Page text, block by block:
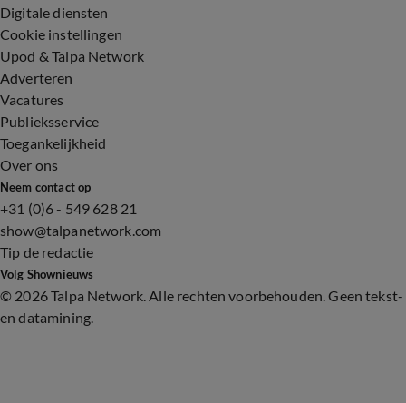
Digitale diensten
Cookie instellingen
Upod & Talpa Network
Adverteren
Vacatures
Publieksservice
Toegankelijkheid
Over ons
Neem contact op
+31 (0)6 - 549 628 21
show@talpanetwork.com
Tip de redactie
Volg Shownieuws
© 2026 Talpa Network. Alle rechten voorbehouden. Geen tekst-
en datamining.